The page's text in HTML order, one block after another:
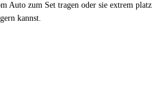
Auto zum Set tragen oder sie extrem platz
kannst.